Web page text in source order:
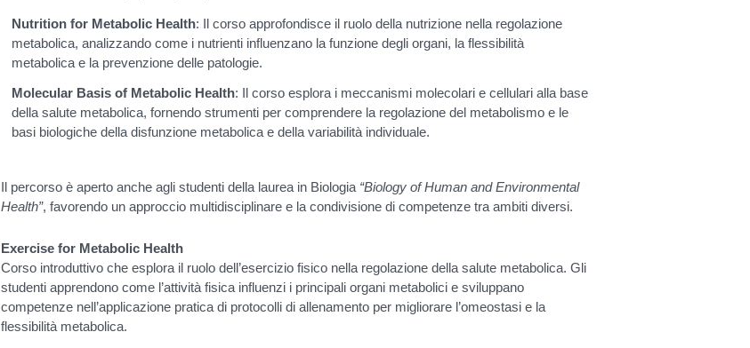
Nutrition for Metabolic Health: Il corso approfondisce il ruolo della nutrizione nella regolazione
metabolica, analizzando come i nutrienti influenzano la funzione degli organi, la flessibilità
metabolica e la prevenzione delle patologie.
Molecular Basis of Metabolic Health: Il corso esplora i meccanismi molecolari e cellulari alla base
della salute metabolica, fornendo strumenti per comprendere la regolazione del metabolismo e le
basi biologiche della disfunzione metabolica e della variabilità individuale.
Il percorso è aperto anche agli studenti della laurea in Biologia “Biology of Human and Environmental
Health”, favorendo un approccio multidisciplinare e la condivisione di competenze tra ambiti diversi.
Exercise for Metabolic Health
Corso introduttivo che esplora il ruolo dell’esercizio fisico nella regolazione della salute metabolica. Gli
studenti apprendono come l’attività fisica influenzi i principali organi metabolici e sviluppano
competenze nell’applicazione pratica di protocolli di allenamento per migliorare l’omeostasi e la
flessibilità metabolica.